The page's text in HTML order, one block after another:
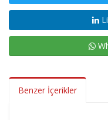
Benzer İçerikler